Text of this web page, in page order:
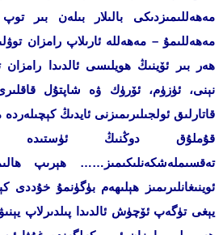
مەھەللىمىزدىكى بالىلار بىلەن بىر توپ
مەھەللىمۇ – مەھەللە ئارىلاپ رامزان
ھەر بىر ئۆينىڭ ھويلىسى ئالدىدا رامزان
نېنى، ئۈزۈم، ئۆرۈك ۋە شاپتۇل
قاتارلىق ئولجىلىرىمىزنى ئايدىڭ
قۇملۇق دوڭنىڭ ئۈستىدە
تەقسىملەشكەنلىكىمىز…… ھېرىپ
ئوينىغانلىرىمىز ھېلىھەم بۈگۈنمۇ
يېغى تۈگەپ ئۆچۈش ئالدىدا پىلدىرلاپ